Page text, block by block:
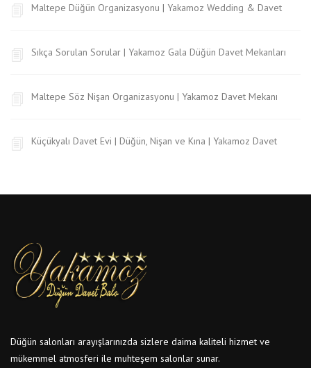
Maltepe Düğün Organizasyonu | Yakamoz Wedding & Davet
Sıkça Sorulan Sorular | Yakamoz Gala Düğün Davet Mekanları
Maltepe Söz Nişan Organizasyonu | Yakamoz Davet Mekanı
Küçükyalı Davet Evi | Düğün, Nişan ve Kına | Yakamoz Davet
Düğün salonları arayışlarınızda sizlere daima kaliteli hizmet ve
mükemmel atmosferi ile muhteşem salonlar sunar.